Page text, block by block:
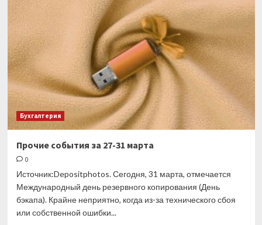
сведения
среднесписочной
численности
Бухгалтерия
Прочие события за 27-31 марта
0
Источник:Depositphotos. Сегодня, 31 марта, отмечается
Международный день резервного копирования (День
бэкапа). Крайне неприятно, когда из-за технического сбоя
или собственной ошибки...